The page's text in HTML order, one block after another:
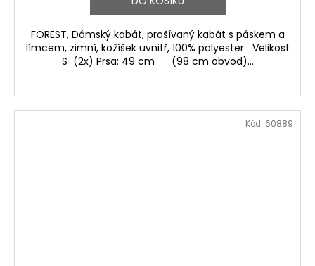
FOREST, Dámský kabát, prošívaný kabát s páskem a
límcem, zimní, kožíšek uvnitř, 100% polyester Velikost
S (2x) Prsa: 49 cm (98 cm obvod)...
Kód: 60889